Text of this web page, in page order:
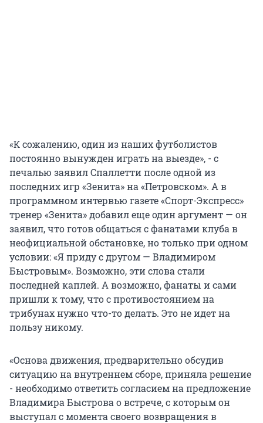
«К сожалению, один из наших футболистов
постоянно вынужден играть на выезде», - с
печалью заявил Спаллетти после одной из
последних игр «Зенита» на «Петровском». А в
программном интервью газете «Спорт-Экспресс»
тренер «Зенита» добавил еще один аргумент — он
заявил, что готов общаться с фанатами клуба в
неофициальной обстановке, но только при одном
условии: «Я приду с другом — Владимиром
Быстровым». Возможно, эти слова стали
последней каплей. А возможно, фанаты и сами
пришли к тому, что с противостоянием на
трибунах нужно что-то делать. Это не идет на
пользу никому.
«Основа движения, предварительно обсудив
ситуацию на внутреннем сборе, приняла решение
- необходимо ответить согласием на предложение
Владимира Быстрова о встрече, с которым он
выступал с момента своего возвращения в